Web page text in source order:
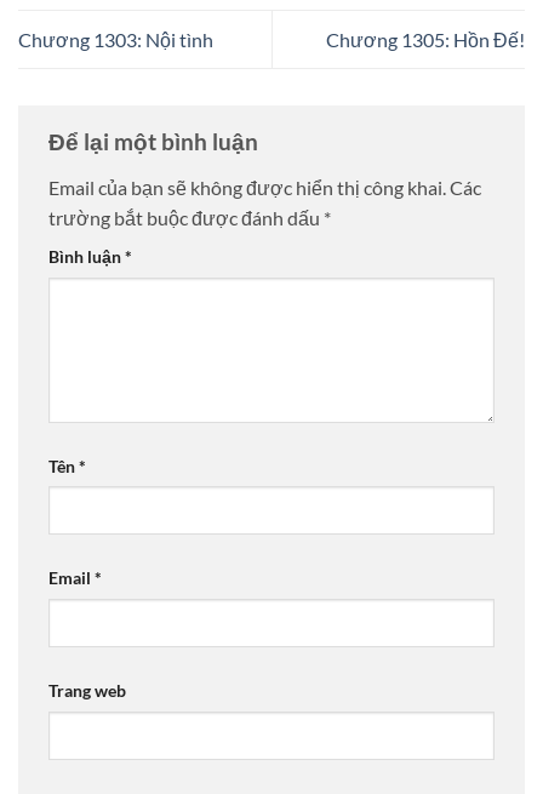
Chương 1303: Nội tình Chương 1305: Hồn Đế!
Để lại một bình luận
Email của bạn sẽ không được hiển thị công khai. Các
trường bắt buộc được đánh dấu *
Bình luận*
Tên*
Email *
Trang web